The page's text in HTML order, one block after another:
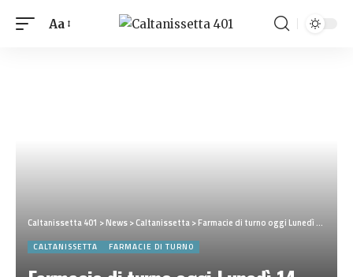
Aa
Caltanissetta 401 >News>Caltanissetta>Farmacie di turno oggi Lunedì 14 Luglio 2025 a Caltanissetta
CALTANISSETTA FARMACIE DI TURNO